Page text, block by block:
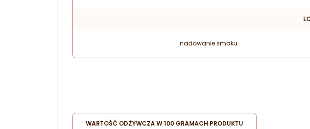
nadawanie smaku
WARTOŚĆ ODŻYWCZA W 100 GRAMACH PRODUKTU